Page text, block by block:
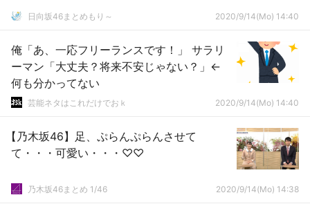
日向坂46まとめもり～ 2020/9/14(Mo) 14:40
俺「あ、一応フリーランスです！」 サラリ
ーマン「大丈夫？将来不安じゃない？」←
何も分かってない
芸能ネタはこれだけでおｋ 2020/9/14(Mo) 14:40
【乃木坂46】足、ぷらんぷらんさせて
て・・・可愛い・・・♡♡
乃木坂46まとめ 1/46 2020/9/14(Mo) 14:38